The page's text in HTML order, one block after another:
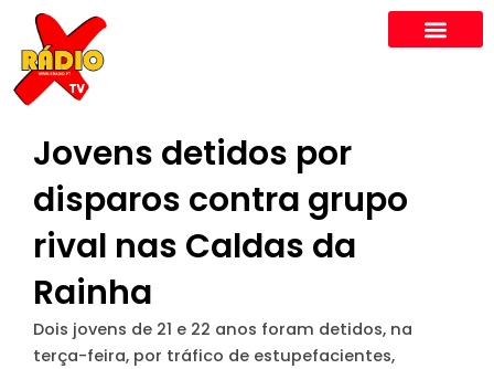
content
Jovens detidos por
disparos contra grupo
rival nas Caldas da
Rainha
Dois jovens de 21 e 22 anos foram detidos, na
terça-feira, por tráfico de estupefacientes,